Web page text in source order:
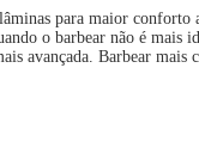
para maior
o barbear não é
avançada. Barbear